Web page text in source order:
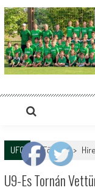
UFC Főoldal >
U9-Es Tornán